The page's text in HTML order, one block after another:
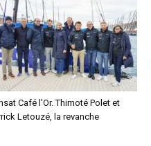
Café l’Or. Thimoté Polet et
Letouzé, la revanche